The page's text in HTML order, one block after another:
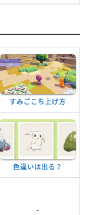
すみごこち上げ方
色違いは出る？
-